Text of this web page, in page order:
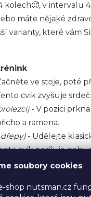
soubory cookies
shop nutsman.cz
kolech🥵, v
máte nějaké
varianty, které vám
ve stoje, poté
cvik zvyšuje
- V pozici
a ramena.
- Udělejte
cvik posiluje nohy
- Běhejte na
břicho.
kliky nebo kliky